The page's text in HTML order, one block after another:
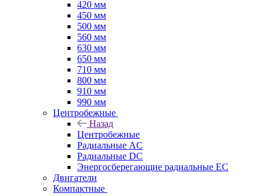
420 мм
450 мм
500 мм
560 мм
630 мм
650 мм
710 мм
800 мм
910 мм
990 мм
Центробежные
Назад
Центробежные
Радиальные AC
Радиальные DC
Энергосберегающие радиальные EC
Двигатели
Компактные